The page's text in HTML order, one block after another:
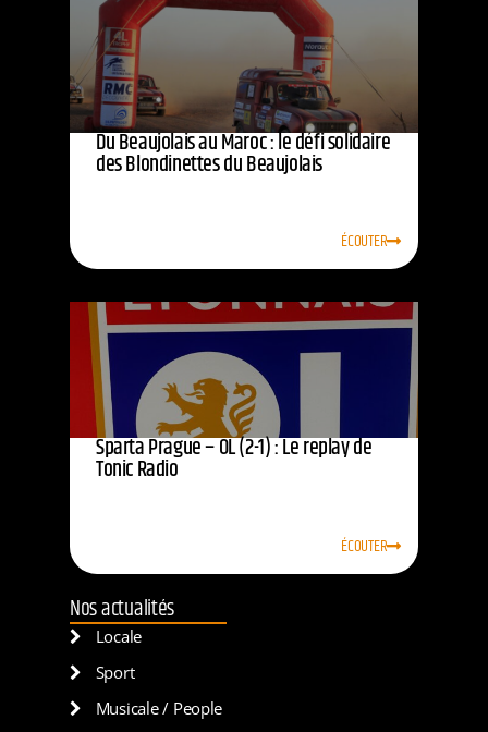
Du Beaujolais au Maroc : le défi solidaire
des Blondinettes du Beaujolais
ÉCOUTER
Sparta Prague – OL (2-1) : Le replay de
Tonic Radio
ÉCOUTER
Nos actualités
Locale
Sport
Musicale / People